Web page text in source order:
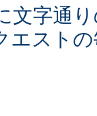
文字通
エスト